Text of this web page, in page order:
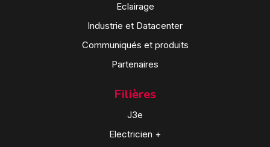
Eclairage
Industrie et Datacenter
Communiqués et produits
Partenaires
Filières
J3e
Electricien +